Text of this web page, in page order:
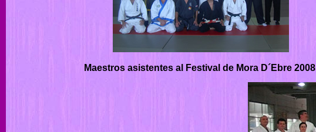
Maestros asistentes al Festival de Mora D´Ebre 2008